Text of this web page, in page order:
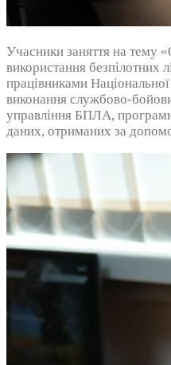
Учасники заняття на тему
використання безпілотних
працівниками Національної
виконання службово-
управління БПЛА,
даних, отриманих за